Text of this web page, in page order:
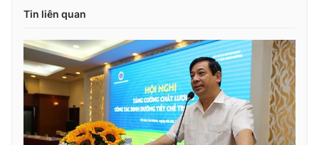
Tin liên quan